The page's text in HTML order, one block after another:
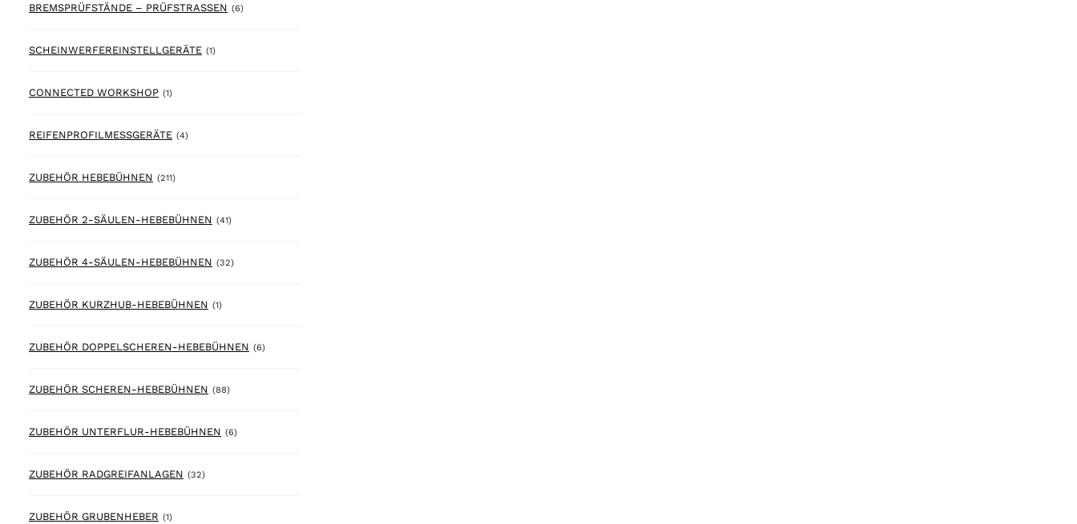
BREMSPRÜFSTÄNDE – PRÜFSTRASSEN (6)6 products
SCHEINWERFEREINSTELLGERÄTE (1)1 product
CONNECTED WORKSHOP (1)1 product
REIFENPROFILMESSGERÄTE (4)4 products
ZUBEHÖR HEBEBÜHNEN (211)211 products
ZUBEHÖR 2-SÄULEN-HEBEBÜHNEN (41)41 products
ZUBEHÖR 4-SÄULEN-HEBEBÜHNEN (32)32 products
ZUBEHÖR KURZHUB-HEBEBÜHNEN (1)1 product
ZUBEHÖR DOPPELSCHEREN-HEBEBÜHNEN (6)6 products
ZUBEHÖR SCHEREN-HEBEBÜHNEN (88)88 products
ZUBEHÖR UNTERFLUR-HEBEBÜHNEN (6)6 products
ZUBEHÖR RADGREIFANLAGEN (32)32 products
ZUBEHÖR GRUBENHEBER (1)1 product